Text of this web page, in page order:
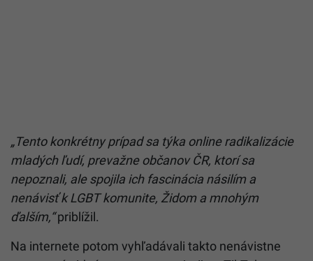
„Tento konkrétny prípad sa týka online radikalizácie
mladých ľudí, prevažne občanov ČR, ktorí sa
nepoznali, ale spojila ich fascinácia násilím a
nenávisť k LGBT komunite, Židom a mnohým
ďalším,“priblížil.
Na internete potom vyhľadávali takto nenávistne